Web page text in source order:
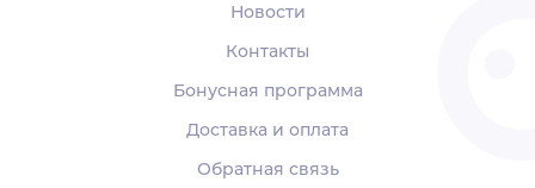
Новости
Контакты
Бонусная программа
Доставка и оплата
Обратная связь